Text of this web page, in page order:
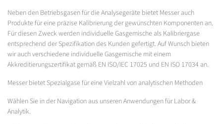
Neben den Betriebsgasen für die Analysegeräte bietet Messer auch
Produkte für eine präzise Kalibrierung der gewünschten Komponenten an.
Für diesen Zweck werden individuelle Gasgemische als Kalibriergase
entsprechend der Spezifikation des Kunden gefertigt. Auf Wunsch bieten
wir auch verschiedene individuelle Gasgemische mit einem
Akkreditierungszertifikat gemäß EN ISO/IEC 17025 und EN ISO 17034 an.
Messer bietet Spezialgase für eine Vielzahl von analytischen Methoden
Wählen Sie in der Navigation aus unseren Anwendungen für Labor &
Analytik.